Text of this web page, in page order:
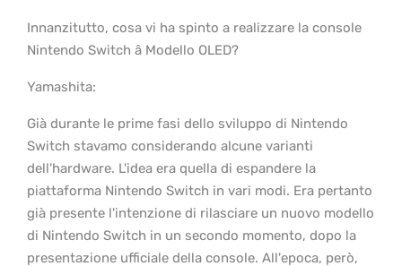
Innanzitutto, cosa vi ha spinto a realizzare la console
Nintendo Switch â Modello OLED?
Yamashita:
Già durante le prime fasi dello sviluppo di Nintendo
Switch stavamo considerando alcune varianti
dell'hardware. L'idea era quella di espandere la
piattaforma Nintendo Switch in vari modi. Era pertanto
già presente l'intenzione di rilasciare un nuovo modello
di Nintendo Switch in un secondo momento, dopo la
presentazione ufficiale della console. All'epoca, però,